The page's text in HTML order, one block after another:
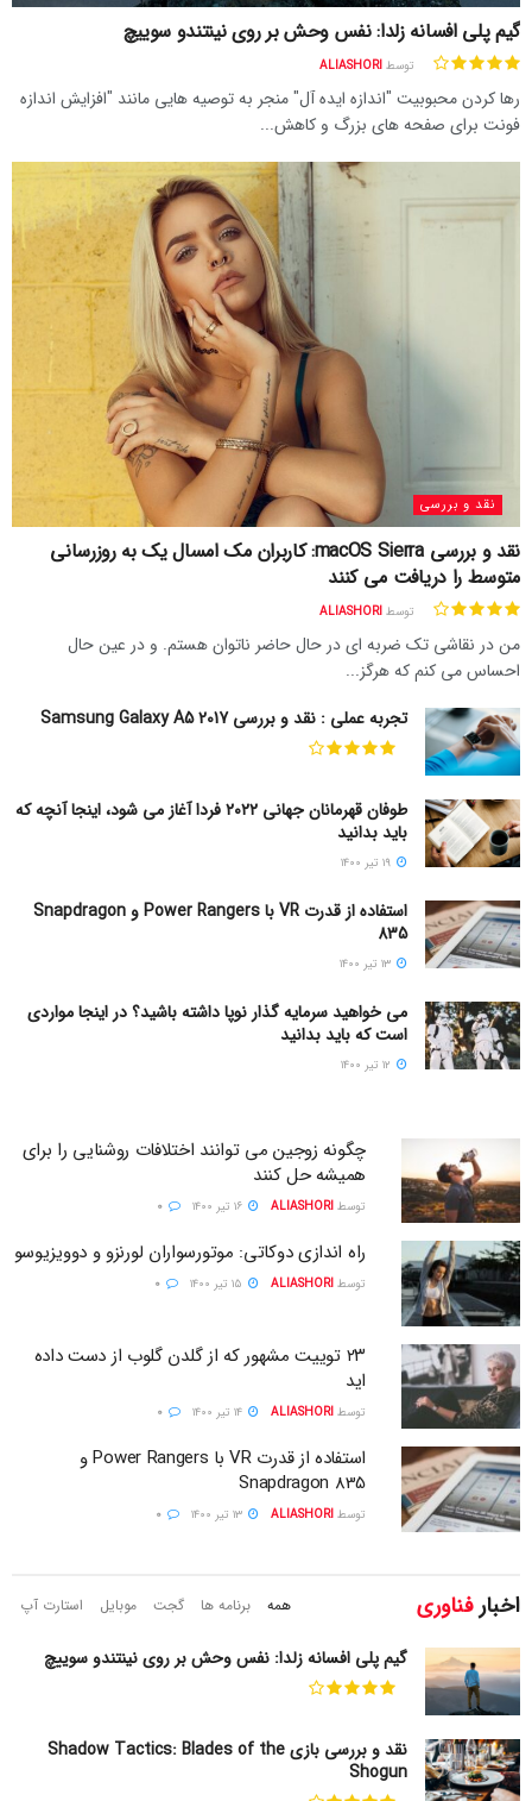
گیم پلی افسانه زلدا: نفس وحش بر روی نینتندو سوییچ
توسط ALIASHORI
رها کردن محبوبیت "اندازه ایده آل" منجر به توصیه هایی مانند "افزایش اندازه
فونت برای صفحه های بزرگ و کاهش...
نقد و بررسی
نقد و بررسی macOS Sierra: کاربران مک امسال یک به روزرسانی
متوسط را دریافت می کنند
توسط ALIASHORI
من در نقاشی تک ضربه ای در حال حاضر ناتوان هستم. و در عین حال
احساس می کنم که هرگز...
تجربه عملی : نقد و بررسی Samsung Galaxy A5 2017
طوفان قهرمانان جهانی ۲۰۲۲ فردا آغاز می شود، اینجا آنچه که
باید بدانید
استفاده از قدرت VR با Power Rangers و Snapdragon
835
می خواهید سرمایه گذار نوپا داشته باشید؟ در اینجا مواردی
است که باید بدانید
چگونه زوجین می توانند اختلافات روشنایی را برای
همیشه حل کنند
توسط ALIASHORI
راه اندازی دوکاتی: موتورسواران لورنزو و دوویزیوسو
توسط ALIASHORI
۲۳ توییت مشهور که از گلدن گلوب از دست داده
اید
توسط ALIASHORI
استفاده از قدرت VR با Power Rangers و
Snapdragon 835
توسط ALIASHORI
اخبارفناوری همه برنامه ها گجت موبایل استارت آپ
گیم پلی افسانه زلدا: نفس وحش بر روی نینتندو سوییچ
نقد و بررسی بازی Shadow Tactics: Blades of the
Shogun